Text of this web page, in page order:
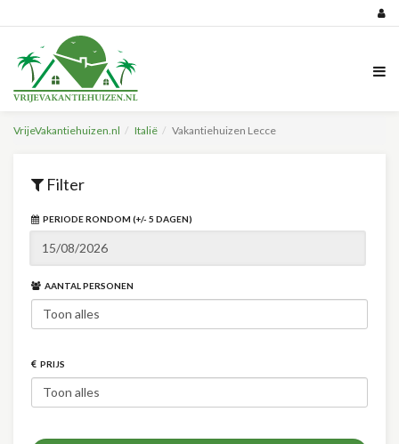
VrijeVakantiehuizen.nl Italië Vakantiehuizen Lecce
Filter
PERIODE RONDOM (+/- 5 DAGEN)
AANTAL PERSONEN
PRIJS